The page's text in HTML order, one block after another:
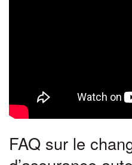
FAQ sur le